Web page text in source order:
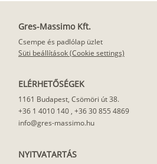
Gres-Massimo Kft.
Csempe és padlólap üzlet
Süti beállítások (Cookie settings)
ELÉRHETŐSÉGEK
1161 Budapest, Csömöri út 38.
+36 1 4010 140, +36 30 855 4869
info@gres-massimo.hu
NYITVATARTÁS